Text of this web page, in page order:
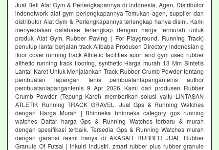
Jual Beli Alat Gym & Perlengkapannya di Indonesia, Agen, Distributor
indonetwork alat gym perlengkapannya Temukan agen, supplier dan
distributor Alat Gym & Perlengkapannya terlengkap hanya disini. Kami
menyediakan database terlengkap dengan harga termurah untuk
produk Alat Gym. Rubber Paving ( For Playground, Running Track)
penutup lantai berjalan track Alibaba Produsen Directory indonesian g
floor cover running track Athletic facilities sport and gym used rubber
althetic running track flooring, synthetic Harga murah 13 Mm Sintetis
Lantai Karet Untuk Menjalankan Track Rubber Crumb Powder tentang
pembuatan lapangan tenis pembuatanlapangantenis author
pembuatanlapangantenis 9 Apr 2026 Kami dari produsen Rubber
Crumb Powder (Tepung Karet) memberikan solusi yaitu LINTASAN
ATLETIK Running TRACK GRAVEL. Jual Gps & Running Watches
dengan Harga Murah | Bhinneka bhinneka category gps running
watches Daftar harga Gps & Running Watches terbaru & murah
dengan spesifikasi terbaik. Tersedia Gps & Running Watches murah
dengan garansi resmi hanya di AKASAH RUBBER JUAL Rubber
Granule Of Futsal | inkuiri industri. zmart rubber plus rubber granule